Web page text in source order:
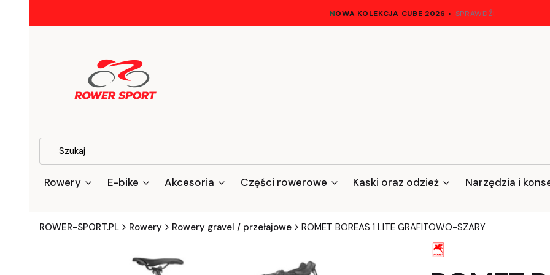
NOWA KOLEKCJA CUBE 2026 • SPRAWDŹ!
Rowery E-bike Akcesoria Części rowerowe Kaski oraz odzież Narzędzia i
ROWER-SPORT.PL Rowery Rowery gravel / przełajowe ROMET BOREAS 1 LITE GRAFITOWO-SZARY